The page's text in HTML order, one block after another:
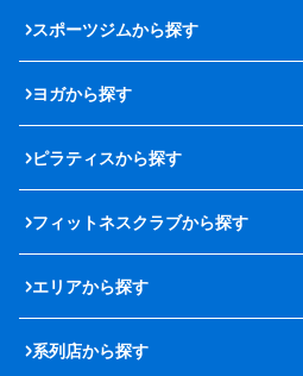
スポーツジムから探す
ヨガから探す
ピラティスから探す
フィットネスクラブから探す
エリアから探す
系列店から探す